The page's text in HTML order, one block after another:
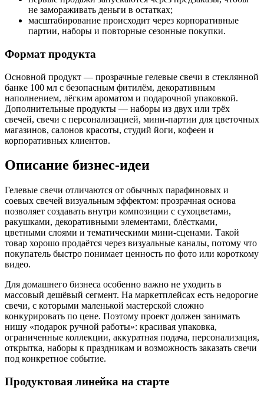
не замораживать деньги в остатках;
масштабирование происходит через корпоративные
партии, наборы и повторные сезонные покупки.
Формат продукта
Основной продукт — прозрачные гелевые свечи в стеклянной
банке 100 мл с безопасным фитилём, декоративным
наполнением, лёгким ароматом и подарочной упаковкой.
Дополнительные продукты — наборы из двух или трёх
свечей, свечи с персонализацией, мини-партии для цветочных
магазинов, салонов красоты, студий йоги, кофеен и
корпоративных клиентов.
Описание бизнес-идеи
Гелевые свечи отличаются от обычных парафиновых и
соевых свечей визуальным эффектом: прозрачная основа
позволяет создавать внутри композиции с сухоцветами,
ракушками, декоративными элементами, блёстками,
цветными слоями и тематическими мини-сценами. Такой
товар хорошо продаётся через визуальные каналы, потому что
покупатель быстро понимает ценность по фото или короткому
видео.
Для домашнего бизнеса особенно важно не уходить в
массовый дешёвый сегмент. На маркетплейсах есть недорогие
свечи, с которыми маленькой мастерской сложно
конкурировать по цене. Поэтому проект должен занимать
нишу «подарок ручной работы»: красивая упаковка,
ограниченные коллекции, аккуратная подача, персонализация,
открытка, наборы к праздникам и возможность заказать свечи
под конкретное событие.
Продуктовая линейка на старте